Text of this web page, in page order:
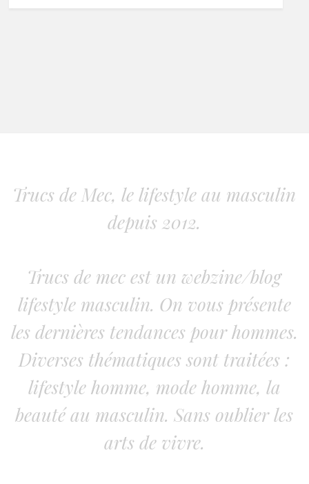
Trucs de Mec, le lifestyle au masculin
depuis 2012.
Trucs de mec est un webzine/blog
lifestyle masculin. On vous présente
les dernières tendances pour hommes.
Diverses thématiques sont traitées :
lifestyle homme, mode homme, la
beauté au masculin. Sans oublier les
arts de vivre.